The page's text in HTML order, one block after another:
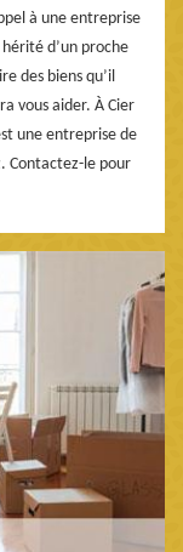
à une entreprise
d’un proche
des biens qu’il
vous aider. À Cier
une entreprise de
Contactez-le pour